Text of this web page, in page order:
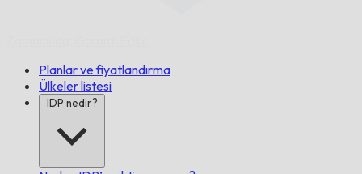
Planlar ve fiyatlandırma
Ülkeler listesi
IDP nedir?